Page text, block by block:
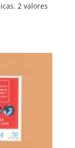
2 valores